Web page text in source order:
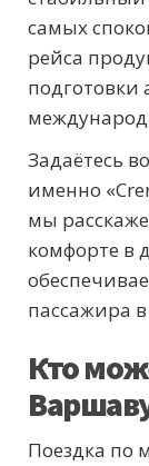
самых
рейса
подготовки
Задаётесь
именно
мы
комфорте в
пассажира
Кто
Поездка по